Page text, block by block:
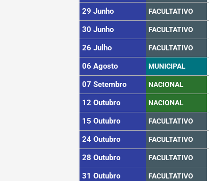
29 Junho
FACULTATIVO
30 Junho
FACULTATIVO
26 Julho
FACULTATIVO
06 Agosto
MUNICIPAL
07 Setembro
NACIONAL
12 Outubro
NACIONAL
15 Outubro
FACULTATIVO
24 Outubro
FACULTATIVO
28 Outubro
FACULTATIVO
31 Outubro
FACULTATIVO